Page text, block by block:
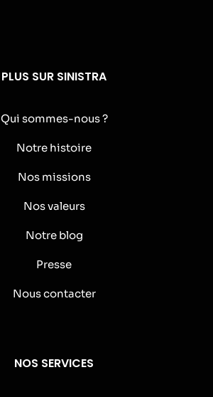
PLUS SUR SINISTRA
Qui sommes-nous ?
Notre histoire
Nos missions
Nos valeurs
Notre blog
Presse
Nous contacter
NOS SERVICES